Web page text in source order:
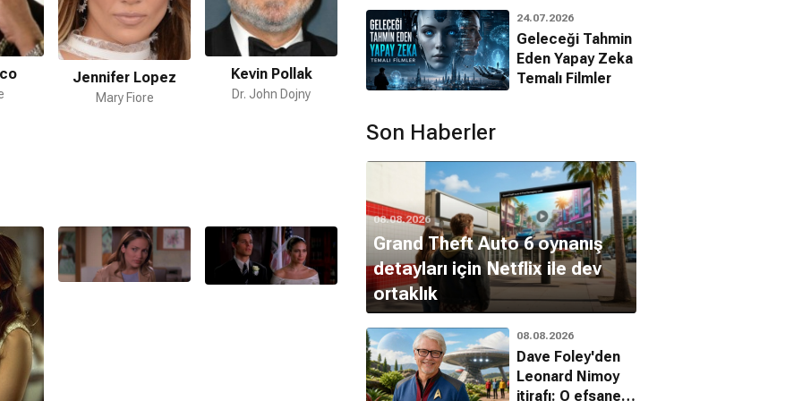
tarafından hazırlanmıştır.
Jennifer Lopez
Mary Fiore
Kevin Pollak
Dr. John Dojny
Judy Greer
Penny
Bridgette Wilson
Filmleri
24.07.2026
Geleceği Tahmin
Eden Yapay Zeka
Temalı Filmler
Son Haberler
08.08.2026
Grand Theft Auto 6 oynanış
detayları için Netflix ile dev
ortaklık
08.08.2026
Dave Foley'den
Leonard Nimoy
itirafı: O efsanevi